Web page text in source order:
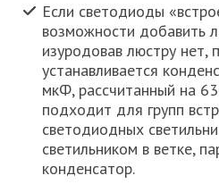
Если светодиоды
возможности добавить
изуродовав люстру нет,
устанавливается
мкФ, рассчитанный на
подходит для групп
светодиодных
светильником в ветке,
конденсатор.